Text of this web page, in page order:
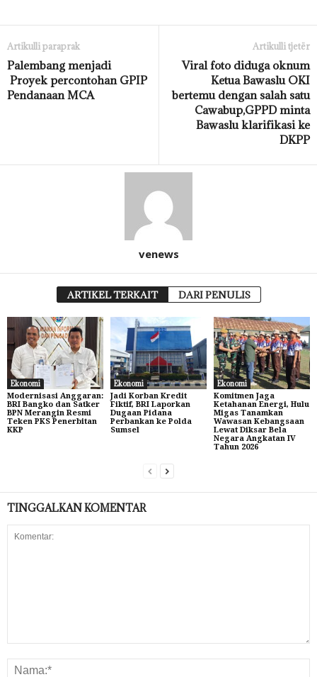
Artikulli paraprak
Palembang menjadi
Proyek percontohan GPIP
Pendanaan MCA
Artikulli tjetër
Viral foto diduga oknum
Ketua Bawaslu OKI
bertemu dengan salah satu
Cawabup,GPPD minta
Bawaslu klarifikasi ke
DKPP
venews
ARTIKEL TERKAIT DARI PENULIS
Ekonomi
Modernisasi Anggaran:
BRI Bangko dan Satker
BPN Merangin Resmi
Teken PKS Penerbitan
KKP
Ekonomi
Jadi Korban Kredit
Fiktif, BRI Laporkan
Dugaan Pidana
Perbankan ke Polda
Sumsel
Ekonomi
Komitmen Jaga
Ketahanan Energi, Hulu
Migas Tanamkan
Wawasan Kebangsaan
Lewat Diksar Bela
Negara Angkatan IV
Tahun 2026
TINGGALKAN KOMENTAR